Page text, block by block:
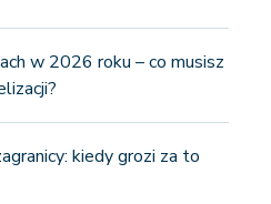
w 2026 roku – co musisz
kiedy grozi za to